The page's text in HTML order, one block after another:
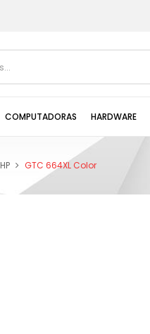
COMPUTADORAS HARDWARE
HP GTC 664XL Color